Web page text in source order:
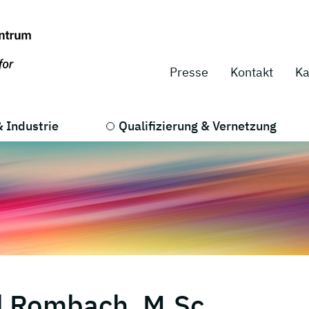
Presse Kontakt
Industrie Qualifizierung & Vernetzung